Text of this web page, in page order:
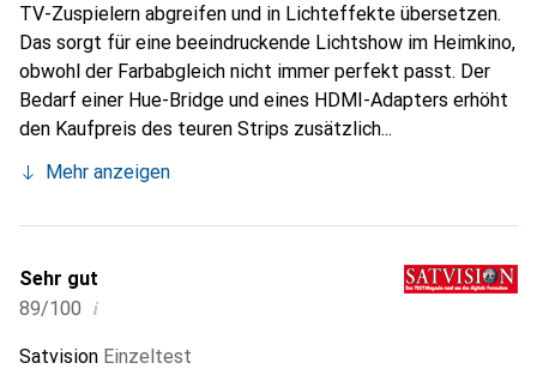
TV-Zuspielern abgreifen und in Lichteffekte übersetzen.
Das sorgt für eine beeindruckende Lichtshow im Heimkino,
obwohl der Farbabgleich nicht immer perfekt passt. Der
Bedarf einer Hue-Bridge und eines HDMI-Adapters erhöht
den Kaufpreis des teuren Strips zusätzlich...
Mehr anzeigen
Sehr gut
89/100 i
Satvision Einzeltest